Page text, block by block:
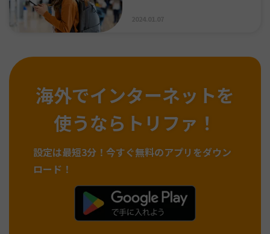
海外でインターネットを
使うならトリファ！
設定は最短3分！ 今すぐ無料のアプリをダウン
ロード！